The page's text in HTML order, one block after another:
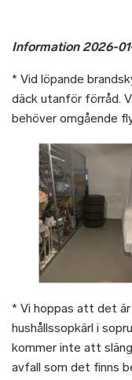
Information 2026-
* Vid löpande
däck utanför förråd.
behöver omgående
* Vi hoppas att det
hushållssopkärl i
kommer inte att
avfall som det finns